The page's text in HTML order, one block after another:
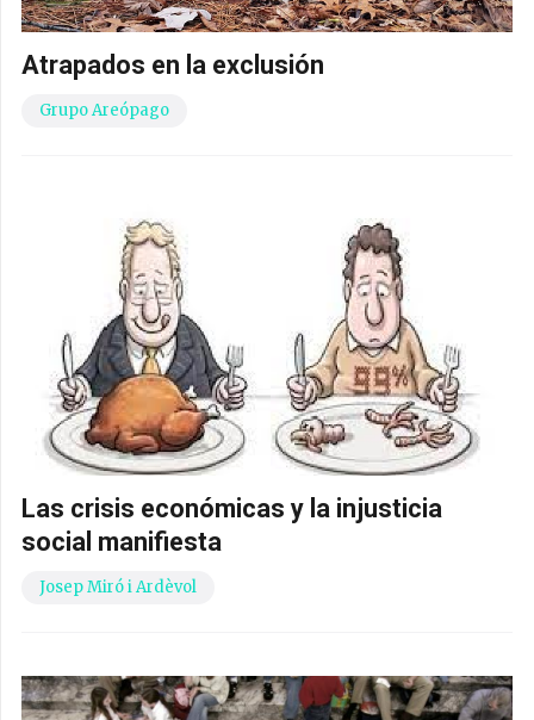
Atrapados en la exclusión
Grupo Areópago
Las crisis económicas y la injusticia
social manifiesta
Josep Miró i Ardèvol